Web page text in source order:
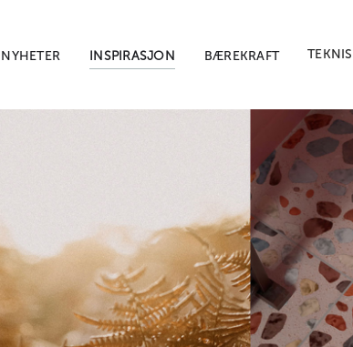
NYHETER INSPIRASJON BÆREKRAFT